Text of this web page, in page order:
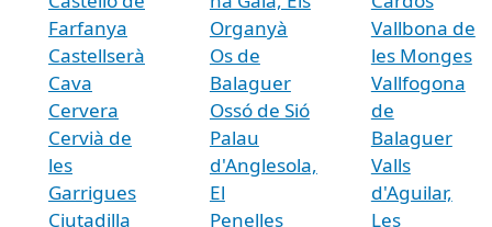
Farfanya
Castellserà
Cava
Cervera
Cervià de
les
Garrigues
Ciutadilla
Organyà
Os de
Balaguer
Ossó de Sió
Palau
d'Anglesola,
El
Penelles
Vallbona de
les Monges
Vallfogona
de
Balaguer
Valls
d'Aguilar,
Les